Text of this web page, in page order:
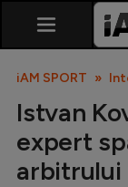
iAM SPORT
Istvan
expert
arbitrului